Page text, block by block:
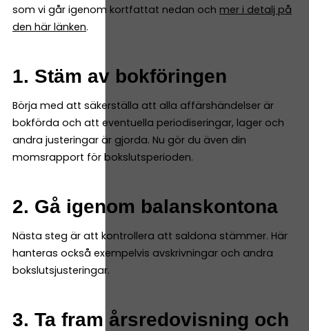
som vi går igenom kortfattat nedan och mer i detalj på
den här länken.
1. Stäm av bokföringen
Börja med att säkerställa att alla affärshändelser är
bokförda och att eventuella periodiseringar, lager och
andra justeringar är gjorda. Nu gör du även din
momsrapport för bokslutsperioden.
2. Gå igenom balanskontona
Nästa steg är att kontrollera att saldona stämmer. Här
hanteras också exempelvis avskrivningar och andra
bokslutsjusteringar.
3. Ta fram årsredovisning och